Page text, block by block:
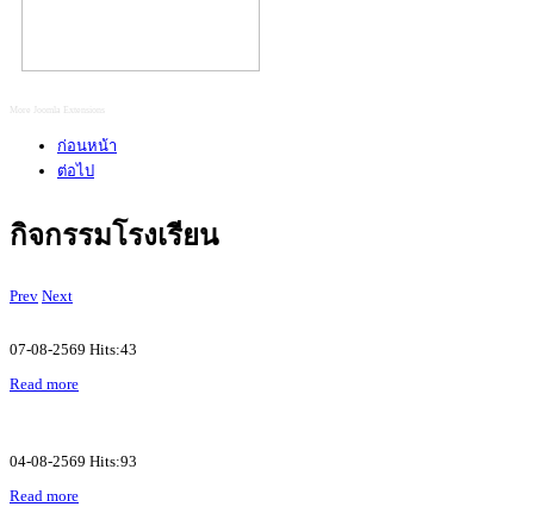
More Joomla Extensions
ก่อนหน้า
ต่อไป
กิจกรรมโรงเรียน
Prev Next
07-08-2569 Hits:43
Read more
04-08-2569 Hits:93
Read more